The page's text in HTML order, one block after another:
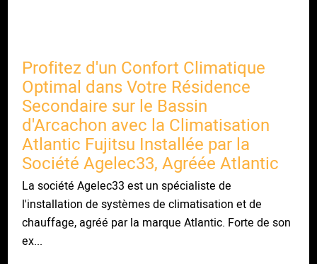
Profitez d'un Confort Climatique
Optimal dans Votre Résidence
Secondaire sur le Bassin
d'Arcachon avec la Climatisation
Atlantic Fujitsu Installée par la
Société Agelec33, Agréée Atlantic
La société Agelec33 est un spécialiste de
l'installation de systèmes de climatisation et de
chauffage, agréé par la marque Atlantic. Forte de son
ex...